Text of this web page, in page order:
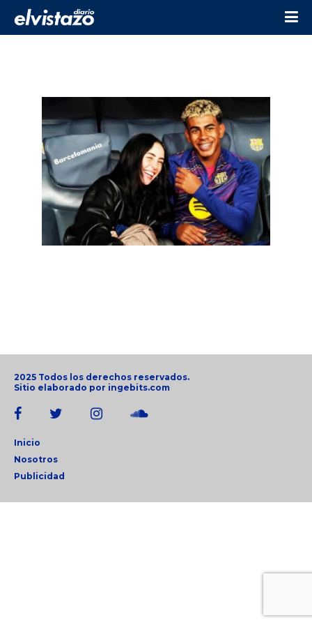
2025 Todos los derechos reservados.
Sitio elaborado por ingebits.com
Inicio
Nosotros
Publicidad